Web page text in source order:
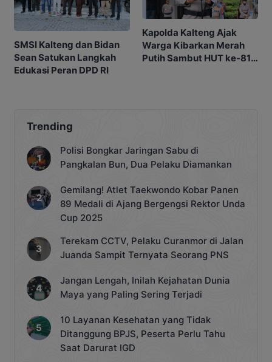
SMSI Kalteng dan Bidan
Sean Satukan Langkah
Edukasi Peran DPD RI
Kapolda Kalteng Ajak
Warga Kibarkan Merah
Putih Sambut HUT ke-81
Trending
Polisi Bongkar Jaringan Sabu di
Pangkalan Bun, Dua Pelaku Diamankan
Gemilang! Atlet Taekwondo Kobar Panen
89 Medali di Ajang Bergengsi Rektor Unda
Cup 2025
Terekam CCTV, Pelaku Curanmor di Jalan
Juanda Sampit Ternyata Seorang PNS
Jangan Lengah, Inilah Kejahatan Dunia
Maya yang Paling Sering Terjadi
10 Layanan Kesehatan yang Tidak
Ditanggung BPJS, Peserta Perlu Tahu
Saat Darurat IGD